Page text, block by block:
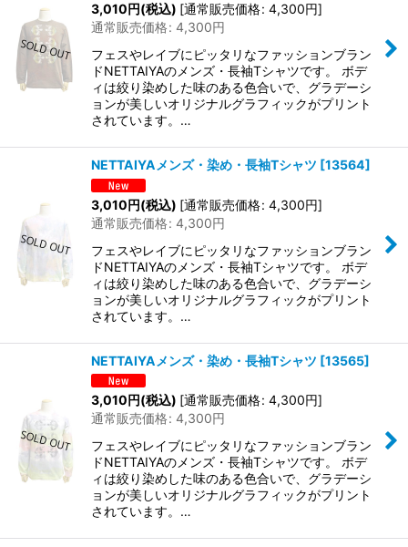
3,010円(税込) [通常販売価格: 4,300円]
通常販売価格: 4,300円
フェスやレイブにピッタリなファッションブラン
ドNETTAIYAのメンズ・長袖Tシャツです。 ボデ
ィは絞り染めした味のある色合いで、グラデーシ
ョンが美しいオリジナルグラフィックがプリント
されています。…
NETTAIYAメンズ・染め・長袖Tシャツ [13564]
3,010円(税込) [通常販売価格: 4,300円]
通常販売価格: 4,300円
フェスやレイブにピッタリなファッションブラン
ドNETTAIYAのメンズ・長袖Tシャツです。 ボデ
ィは絞り染めした味のある色合いで、グラデーシ
ョンが美しいオリジナルグラフィックがプリント
されています。…
NETTAIYAメンズ・染め・長袖Tシャツ [13565]
3,010 円(税込) [通常販売価格: 4,300円]
通常販売価格: 4,300円
フェスやレイブにピッタリなファッションブラン
ドNETTAIYAのメンズ・長袖Tシャツです。 ボデ
ィは絞り染めした味のある色合いで、グラデーシ
ョンが美しいオリジナルグラフィックがプリント
されています。…